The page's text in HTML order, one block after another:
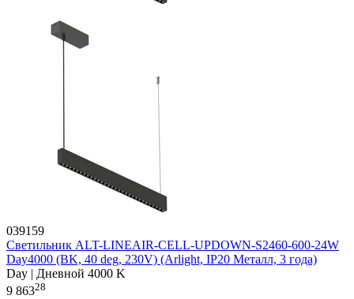
039159
Светильник ALT-LINEAIR-CELL-UPDOWN-S2460-600-24W
Day4000 (BK, 40 deg, 230V) (Arlight, IP20 Металл, 3 года)
Day | Дневной 4000 K
9 86328